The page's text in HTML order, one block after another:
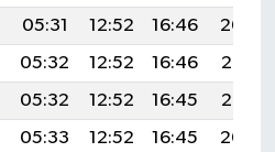
05:31 12:52 16:46
20:04
05:32 12:52 16:46
20:03
05:32 12:52 16:45
20:02
05:33 12:52 16:45
20:00